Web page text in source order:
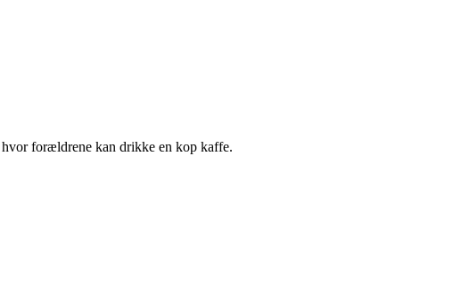
forældrene kan drikke en kop kaffe.